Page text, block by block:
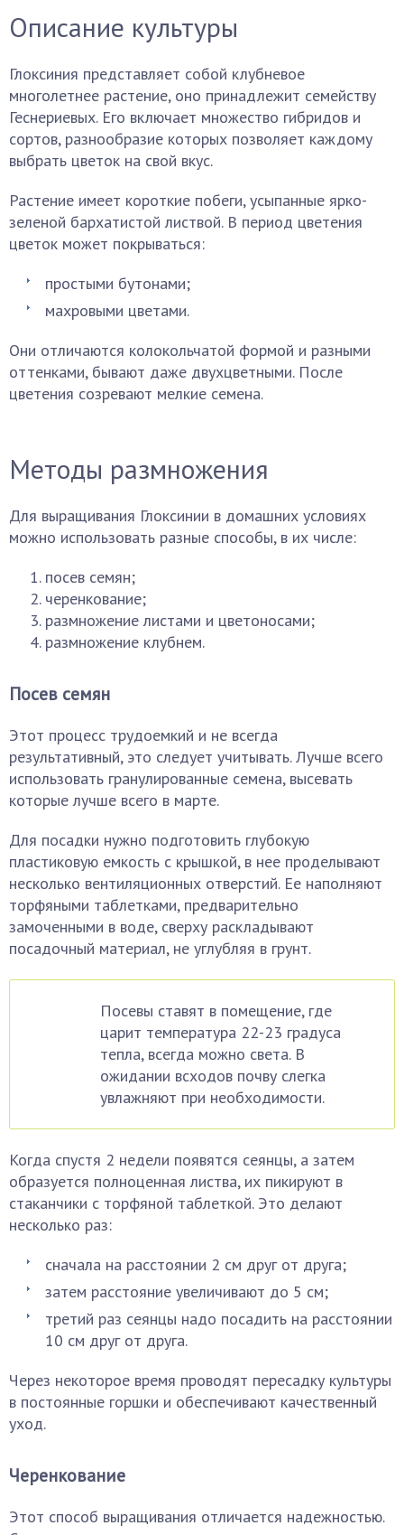
Описание культуры
Глоксиния представляет собой клубневое
многолетнее растение, оно принадлежит семейству
Геснериевых. Его включает множество гибридов и
сортов, разнообразие которых позволяет каждому
выбрать цветок на свой вкус.
Растение имеет короткие побеги, усыпанные ярко-
зеленой бархатистой листвой. В период цветения
цветок может покрываться:
простыми бутонами;
махровыми цветами.
Они отличаются колокольчатой формой и разными
оттенками, бывают даже двухцветными. После
цветения созревают мелкие семена.
Методы размножения
Для выращивания Глоксинии в домашних условиях
можно использовать разные способы, в их числе:
посев семян;
черенкование;
размножение листами и цветоносами;
размножение клубнем.
Посев семян
Этот процесс трудоемкий и не всегда
результативный, это следует учитывать. Лучше всего
использовать гранулированные семена, высевать
которые лучше всего в марте.
Для посадки нужно подготовить глубокую
пластиковую емкость с крышкой, в нее проделывают
несколько вентиляционных отверстий. Ее наполняют
торфяными таблетками, предварительно
замоченными в воде, сверху раскладывают
посадочный материал, не углубляя в грунт.
Посевы ставят в помещение, где
царит температура 22-23 градуса
тепла, всегда можно света. В
ожидании всходов почву слегка
увлажняют при необходимости.
Когда спустя 2 недели появятся сеянцы, а затем
образуется полноценная листва, их пикируют в
стаканчики с торфяной таблеткой. Это делают
несколько раз:
сначала на расстоянии 2 см друг от друга;
затем расстояние увеличивают до 5 см;
третий раз сеянцы надо посадить на расстоянии
10 см друг от друга.
Через некоторое время проводят пересадку культуры
в постоянные горшки и обеспечивают качественный
уход.
Черенкование
Этот способ выращивания отличается надежностью.